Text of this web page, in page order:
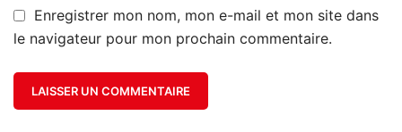
Enregistrer mon nom, mon e-mail et mon site dans
le navigateur pour mon prochain commentaire.